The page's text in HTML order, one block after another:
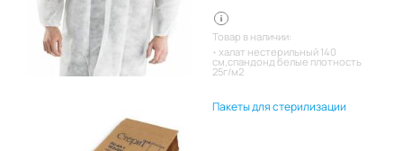
Товар в наличии:
халат нестерильный 140
см,спандонд белые плотность
25г/м2
Пакеты для стерилизации